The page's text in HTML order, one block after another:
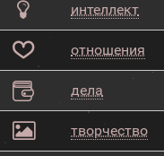
интеллект
отношения
дела
творчество